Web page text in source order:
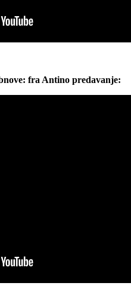
fra Antino predavanje: